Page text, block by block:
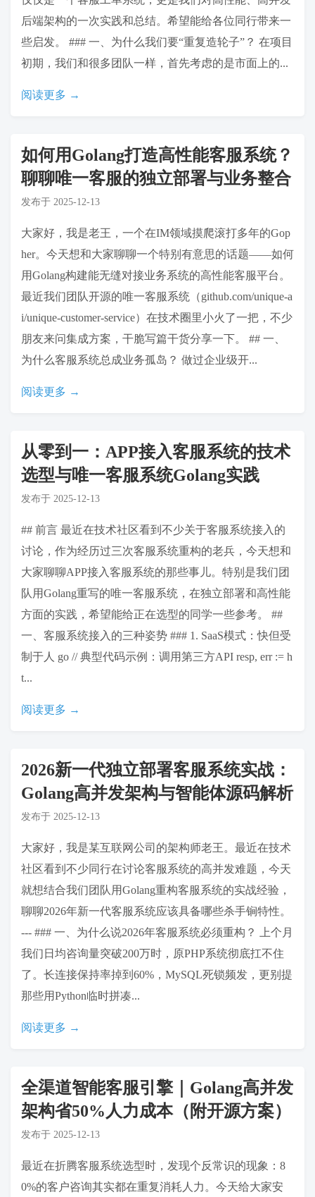
后端架构的一次实践和总结。希望能给各位同行带来一
些启发。 ### 一、为什么我们要“重复造轮子”？ 在项目
初期，我们和很多团队一样，首先考虑的是市面上的...
阅读更多 →
如何用Golang打造高性能客服系统？
聊聊唯一客服的独立部署与业务整合
发布于 2025-12-13
大家好，我是老王，一个在IM领域摸爬滚打多年的Gop
her。今天想和大家聊聊一个特别有意思的话题——如何
用Golang构建能无缝对接业务系统的高性能客服平台。
最近我们团队开源的唯一客服系统（github.com/unique-a
i/unique-customer-service）在技术圈里小火了一把，不少
朋友来问集成方案，干脆写篇干货分享一下。 ## 一、
为什么客服系统总成业务孤岛？ 做过企业级开...
阅读更多 →
从零到一：APP接入客服系统的技术
选型与唯一客服系统Golang实践
发布于 2025-12-13
## 前言 最近在技术社区看到不少关于客服系统接入的
讨论，作为经历过三次客服系统重构的老兵，今天想和
大家聊聊APP接入客服系统的那些事儿。特别是我们团
队用Golang重写的唯一客服系统，在独立部署和高性能
方面的实践，希望能给正在选型的同学一些参考。 ##
一、客服系统接入的三种姿势 ### 1. SaaS模式：快但受
制于人 go // 典型代码示例：调用第三方API resp, err := h
t...
阅读更多 →
2026新一代独立部署客服系统实战：
Golang高并发架构与智能体源码解析
发布于 2025-12-13
大家好，我是某互联网公司的架构师老王。最近在技术
社区看到不少同行在讨论客服系统的高并发难题，今天
就想结合我们团队用Golang重构客服系统的实战经验，
聊聊2026年新一代客服系统应该具备哪些杀手锏特性。
--- ### 一、为什么说2026年客服系统必须重构？ 上个月
我们日均咨询量突破200万时，原PHP系统彻底扛不住
了。长连接保持率掉到60%，MySQL死锁频发，更别提
那些用Python临时拼凑...
阅读更多 →
全渠道智能客服引擎｜Golang高并发
架构省50%人力成本（附开源方案）
发布于 2025-12-13
最近在折腾客服系统选型时，发现个反常识的现象：8
0%的客户咨询其实都在重复消耗人力。今天给大家安